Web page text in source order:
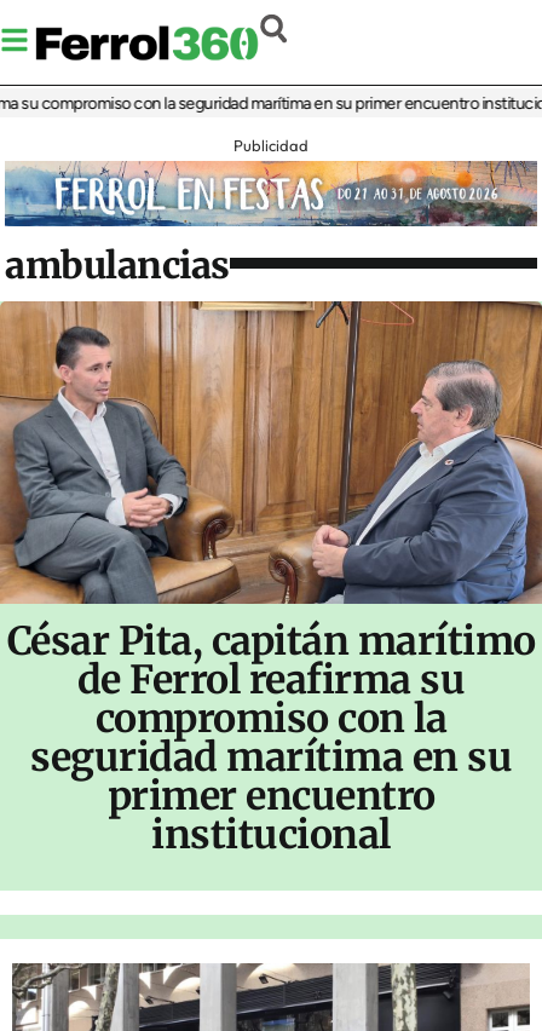
con la seguridad marítima en su primer encuentro institucional
Publicidad
ambulancias
César Pita, capitán marítimo
de Ferrol reafirma su
compromiso con la
seguridad marítima en su
primer encuentro
institucional